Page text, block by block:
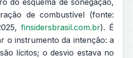
de combustível (fonte:
finsidersbrasil.com.br). É
o instrumento da intenção: a
lícitos; o desvio estava no